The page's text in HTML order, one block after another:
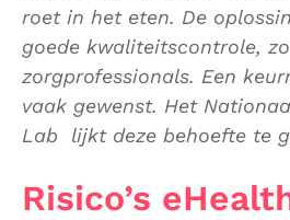
roet in het eten. De
goede kwaliteitscontrole,
zorgprofessionals. Een
vaak gewenst. Het
Lab lijkt deze behoefte te
Risico’s